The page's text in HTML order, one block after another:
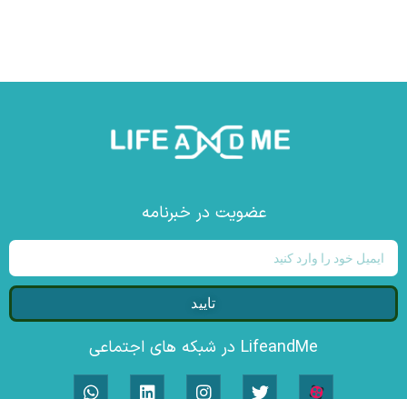
عضویت در خبرنامه
تایید
LifeandMe در شبکه های اجتماعی